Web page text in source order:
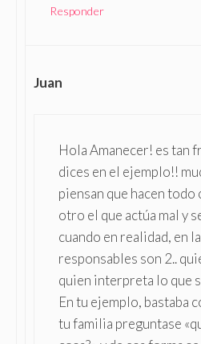
Responder
Juan
Hola Amanecer! es tan
dices en el ejemplo!!
piensan que hacen
otro el que actúa mal y
cuando en realidad, en
responsables son 2..
quien interpreta lo que
En tu ejemplo, bastaba
tu familia preguntase